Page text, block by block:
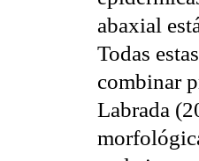
abaxial
Todas
combinar
Labrada